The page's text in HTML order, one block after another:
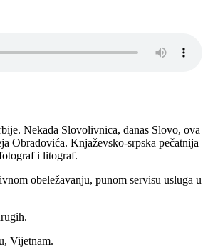
Nekada Slovolivnica, danas Slovo, ova
Obradovića. Knjaževsko-srpska pečatnija
i litograf.
obeležavanju, punom servisu usluga u
Vijetnam.